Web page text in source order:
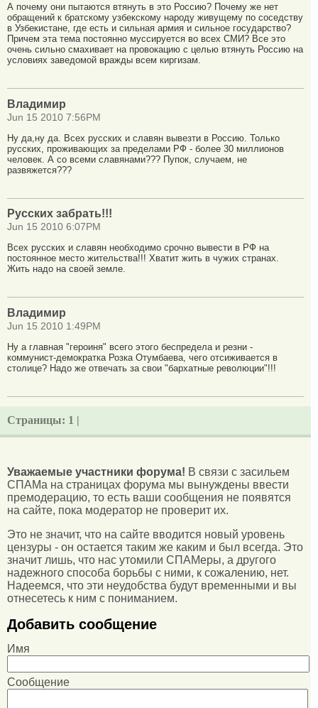
А почему они пытаются втянуть в это Россию? Почему же нет
обращений к братскому узбекскому народу живущему по соседству
в Узбекистане, где есть и сильная армия и сильное государство?
Причем эта тема постоянно муссируется во всех СМИ? Все это
очень сильно смахивает на провокацию с целью втянуть Россию на
условиях заведомой вражды всем киргизам.
Владимир
Jun 15 2010 7:56PM
Ну да,ну да. Всех русских и славян вывезти в Россию. Только
русских, проживающих за пределами РФ - более 30 миллионов
человек. А со всеми славянами??? Пупок, случаем, не
развяжется???
Русских забрать!!!
Jun 15 2010 6:07PM
Всех русских и славян необходимо срочно вывести в РФ на
постоянное место жительства!!! Хватит жить в чужих странах.
Жить надо на своей земле.
Владимир
Jun 15 2010 1:49PM
Ну а главная "героиня" всего этого беспредела и резни -
коммунист-демократка Розка Отумбаева, чего отсиживается в
столице? Надо же отвечать за свои "бархатные революции"!!!
Страницы: 1 |
Уважаемые участники форума! В связи с засильем
СПАМа на страницах форума мы вынуждены ввести
премодерацию, то есть ваши сообщения не появятся
на сайте, пока модератор не проверит их.
Это не значит, что на сайте вводится новый уровень
цензуры - он остается таким же каким и был всегда. Это
значит лишь, что нас утомили СПАМеры, а другого
надежного способа борьбы с ними, к сожалению, нет.
Надеемся, что эти неудобства будут временными и вы
отнесетесь к ним с пониманием.
Добавить сообщение
Имя
Сообщение